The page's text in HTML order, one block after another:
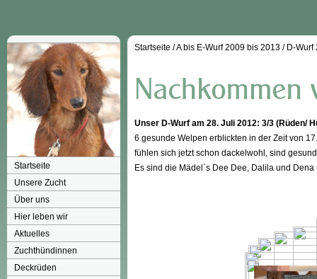
Startseite
Unsere Zucht
Über uns
Hier leben wir
Aktuelles
Zuchthündinnen
Deckrüden
Startseite /A bis E-Wurf 2009 bis 2013 / D-Wurf
Unser D-Wurf am 28. Juli 2012: 3/3 (Rüden/
6 gesunde Welpen erblickten in der Zeit von
fühlen sich jetzt schon dackelwohl, sind
Es sind die Mädel`s Dee Dee, Dalila und